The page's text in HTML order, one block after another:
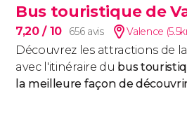
Bus touristique de
7,20/ 10 656 avis Valence
Découvrez les attractions de la
avec l'itinéraire du bus
la meilleure façon de